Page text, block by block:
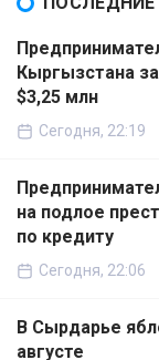
Кыргызстана
$3,25 млн
Сегодня, 22:19
на подлое
по кредиту
Сегодня, 22:06
В Сырдарье
августе